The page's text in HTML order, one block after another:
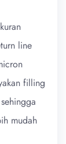
line
filling
mudah